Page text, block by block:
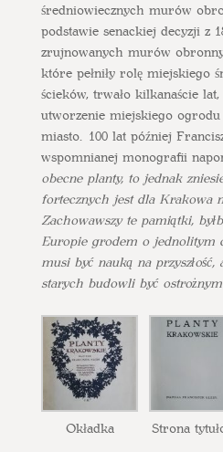
średniowiecznych murów
podstawie senackiej decyzji z
zrujnowanych murów
które pełniły rolę miejskiego
ścieków, trwało kilkanaście
utworzenie miejskiego ogrodu
miasto. 100 lat później
wspomnianej monografii
obecne planty, to jednak
fortecznych jest dla Krakowa
Zachowawszy te pamiątki,
Europie grodem o jednolitym
musi być nauką na przyszłość,
starych budowli być
Okładka Strona